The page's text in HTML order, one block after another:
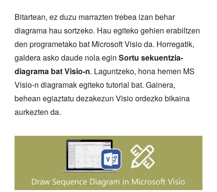
Bitartean, ez duzu marrazten trebea izan behar
diagrama hau sortzeko. Hau egiteko gehien erabiltzen
den programetako bat Microsoft Visio da. Horregatik,
galdera asko daude nola egin Sortu sekuentzia-
diagrama bat Visio-n. Laguntzeko, hona hemen MS
Visio-n diagramak egiteko tutorial bat. Gainera,
behean egiaztatu dezakezun Visio ordezko bikaina
aurkezten da.